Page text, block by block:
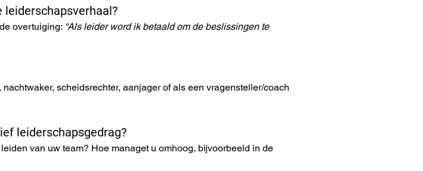
leiderschapsverhaal?
overtuiging: “Als leider word ik betaald om de beslissingen te
scheidsrechter, aanjager of als een vragensteller/coach
leiderschapsgedrag?
van uw team? Hoe managet u omhoog, bijvoorbeeld in de